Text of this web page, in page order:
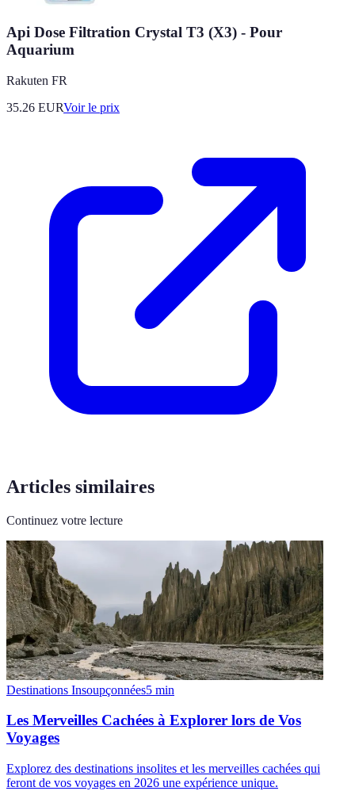
Api Dose Filtration Crystal T3 (X3) - Pour
Aquarium
Rakuten FR
35.26 EURVoir le prix
Articles similaires
Continuez votre lecture
Destinations Insoupçonnées5 min
Les Merveilles Cachées à Explorer lors de Vos
Voyages
Explorez des destinations insolites et les merveilles cachées qui
feront de vos voyages en 2026 une expérience unique.